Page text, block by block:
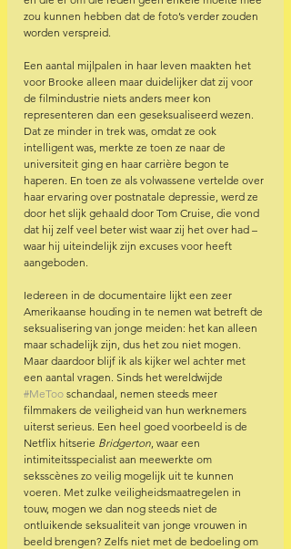
zou kunnen hebben dat de foto’s verder zouden
worden verspreid.
Een aantal mijlpalen in haar leven maakten het
voor Brooke alleen maar duidelijker dat zij voor
de filmindustrie niets anders meer kon
representeren dan een geseksualiseerd wezen.
Dat ze minder in trek was, omdat ze ook
intelligent was, merkte ze toen ze naar de
universiteit ging en haar carrière begon te
haperen. En toen ze als volwassene vertelde over
haar ervaring over postnatale depressie, werd ze
door het slijk gehaald door Tom Cruise, die vond
dat hij zelf veel beter wist waar zij het over had –
waar hij uiteindelijk zijn excuses voor heeft
aangeboden.
Iedereen in de documentaire lijkt een zeer
Amerikaanse houding in te nemen wat betreft de
seksualisering van jonge meiden: het kan alleen
maar schadelijk zijn, dus het zou niet mogen.
Maar daardoor blijf ik als kijker wel achter met
een aantal vragen. Sinds het wereldwijde
#MeToo schandaal, nemen steeds meer
filmmakers de veiligheid van hun werknemers
uiterst serieus. Een heel goed voorbeeld is de
Netflix hitserie Bridgerton , waar een
intimiteitsspecialist aan meewerkte om
seksscènes zo veilig mogelijk uit te kunnen
voeren. Met zulke veiligheidsmaatregelen in
touw, mogen we dan nog steeds niet de
ontluikende seksualiteit van jonge vrouwen in
beeld brengen? Zelfs niet met de bedoeling om